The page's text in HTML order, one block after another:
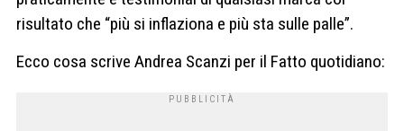
risultato che “più si inflaziona e più sta sulle palle”.
Ecco cosa scrive Andrea Scanzi per il Fatto quotidiano: